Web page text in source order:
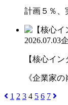
計画５％、
2026.07.03
【核心イ
《企業家
1 2 3 4 5 6 7